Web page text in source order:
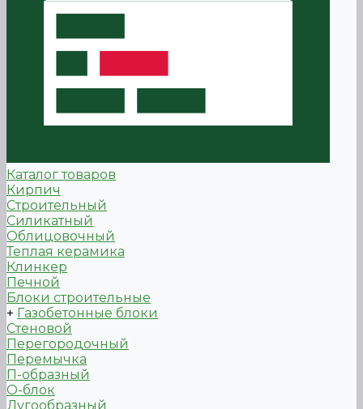
Каталог товаров
Кирпич
Строительный
Силикатный
Облицовочный
Теплая керамика
Клинкер
Печной
Блоки строительные
+ Газобетонные блоки
Стеновой
Перегородочный
Перемычка
П-образный
О-блок
Дугообразный